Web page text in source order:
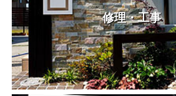
修理・工事